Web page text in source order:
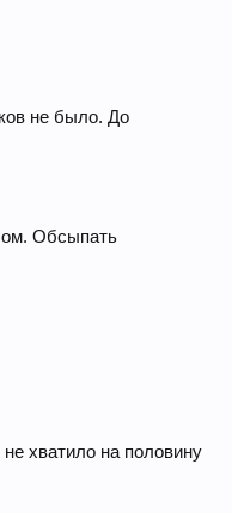
не было. До
Обсыпать
хватило на половину